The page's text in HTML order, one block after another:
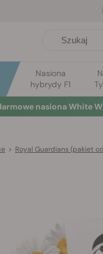
Nasiona
hybrydy F1
nasiona White
> Royal Guardians (pakiet